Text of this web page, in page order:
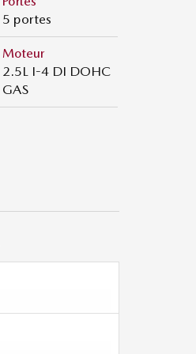
5 portes
Moteur
2.5L I-4 DI DOHC
GAS